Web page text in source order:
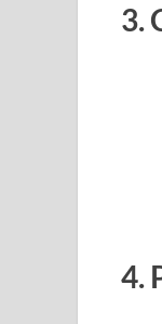
3.
4.